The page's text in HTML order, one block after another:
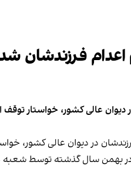
اعدام فرزندشان
دیوان عالی کشور، خواستار
در دیوان عالی کشور،
بهمن‌ سال گذشته توسط شعبه